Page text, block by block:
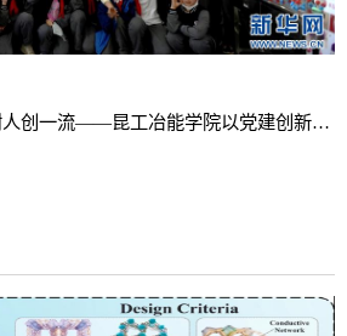
党建引领破难题 立德树人创一流——昆工冶能学院以党建创新赋能高水平学科与人才培养